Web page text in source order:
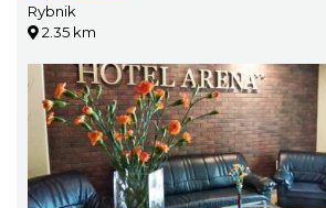
Rybnik
2.35 km